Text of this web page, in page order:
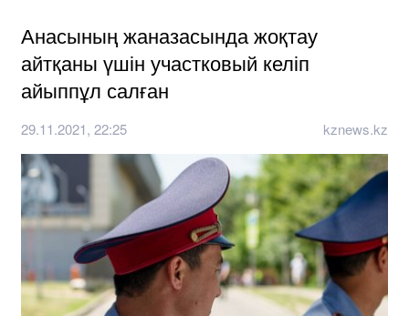
Анасының жаназасында жоқтау
айтқаны үшін участковый келіп
айыппұл салған
29.11.2021, 22:25 kznews.kz